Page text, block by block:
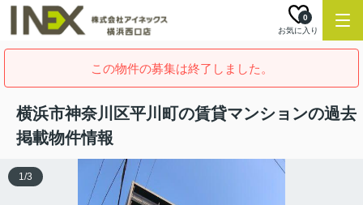
お気に入り
0
この物件の募集は終了しました。
横浜市神奈川区平川町の賃貸マンションの過去
掲載物件情報
1/3